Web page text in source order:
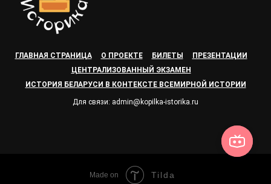
ГЛАВНАЯ СТРАНИЦА О ПРОЕКТЕ БИЛЕТЫ
ПРЕЗЕНТАЦИИ
ЦЕНТРАЛИЗОВАННЫЙ ЭКЗАМЕН
ИСТОРИЯ БЕЛАРУСИ В КОНТЕКСТЕ ВСЕМИРНОЙ ИСТОРИИ
Для связи: admin@kopilka-istorika.ru
Made on Tilda